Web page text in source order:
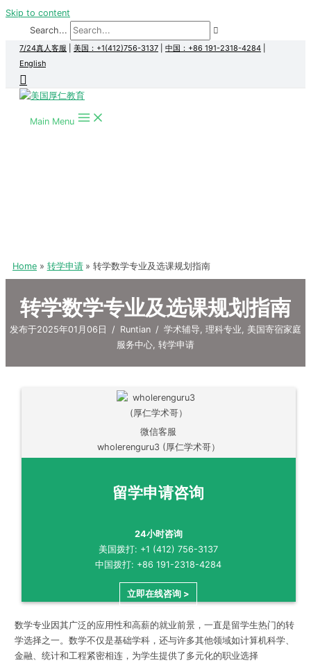
Skip to content
Search...
7/24真人客服 美国：+1(412)756-3137 中国：+86 191-2318-4284
English
Main Menu
Home 转学申请 转学数学专业及选课规划指南
转学数学专业及选课规划指南
发布于2025年01月06日 / Runtian / 学术辅导, 理科专业, 美国寄宿家庭
服务中心, 转学申请
微信客服
wholerenguru3 (厚仁学术哥）
留学申请咨询
24小时咨询
美国拨打: +1 (412) 756-3137
中国拨打: +86 191-2318-4284
立即在线咨询 >
数学专业因其广泛的应用性和高薪的就业前景，一直是留学生热门的转
学选择之一。数学不仅是基础学科，还与许多其他领域如计算机科学、
金融、统计和工程紧密相连，为学生提供了多元化的职业选择